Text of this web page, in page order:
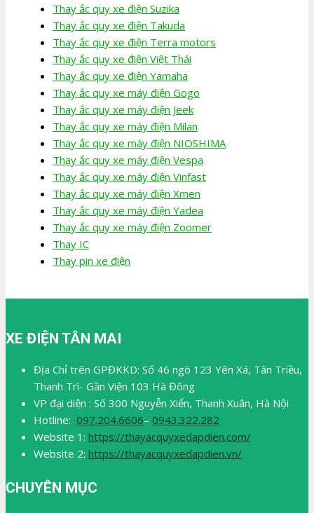
Thay ắc quy xe điện Suzika
Thay ắc quy xe điện Takuda
Thay ắc quy xe điện Terra motors
Thay ắc quy xe điện Việt Thái
Thay ắc quy xe điện Yamaha
Thay ắc quy xe máy điện Gogo
Thay ắc quy xe máy điện Jeek
Thay ắc quy xe máy điện Milan
Thay ắc quy xe máy điện NIOSHIMA
Thay ắc quy xe máy điện Vespa
Thay ắc quy xe máy điện Vinfast
Thay ắc quy xe máy điện Xmen
Thay ắc quy xe máy điện Yadea
Thay ắc quy xe máy điện Zoomer
Thay IC
Thay pin xe điện
XE ĐIỆN TÂN MAI
Địa Chỉ trên GPĐKKD: Số 46 ngõ 123 Yên Xá, Tân Triều,
Thanh Trì- Gần Viện 103 Hà Đông
VP đại diện : Số 300 Nguyễn Xiển, Thanh Xuân, Hà Nội
Hotline: 097.204.6606– 0943.322.282
Website 1: https://thayacquyxedapdien.com/
Website 2: https://thayacquyxedapdien.vn/
CHUYÊN MỤC